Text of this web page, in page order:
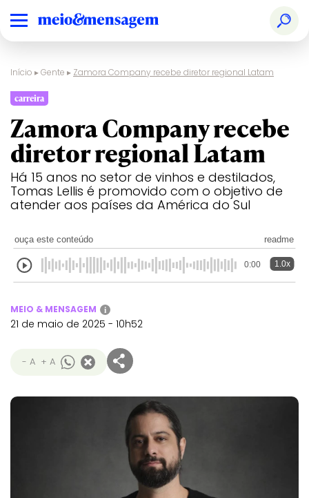
Início ▸Gente ▸ Zamora Company recebe diretor regional Latam
carreira
Zamora Company recebe
diretor regional Latam
Há 15 anos no setor de vinhos e destilados,
Tomas Lellis é promovido com o objetivo de
atender aos países da América do Sul
ouça este conteúdo readme
0:00 1.0x
MEIO & MENSAGEM i
21 de maio de 2025 - 10h52
- A + A